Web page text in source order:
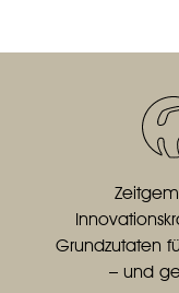
Grundzutaten
– und